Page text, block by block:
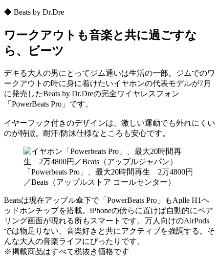
◆ Beats by Dr.Dre
ワークアウトも音楽と共に過ごすな
ら、ビーツ
デキる大人の男にとってジム通いは生活の一部。ジムでのワ
ークアウトの時に身に着けたいイヤホンの代表モデルが7月
に発売したBeats by Dr.Dreの完全ワイヤレスフォン
「PowerBeats Pro」です。
イヤーフック付きのデザインは、激しい運動でも外れにくい
のが特徴。耐汗/防沫仕様なところも安心です。
「Powerbeats Pro」、最大20時間再生 2万4800円
／Beats（アップルストア コールセンター）
Beatsは現在アップル傘下で「PowerBeats Pro」もAplle H1ヘ
ッドホンチップを搭載。iPhoneの傍らに置けば自動的にペア
リング画面が現れる所もスマートです。万人向けのAirPods
では物足りない、音楽好きと共にアクティブを強調する。そ
んな大人の音楽ライフにぴったりです。
※掲載商品はすべて税抜き価格です